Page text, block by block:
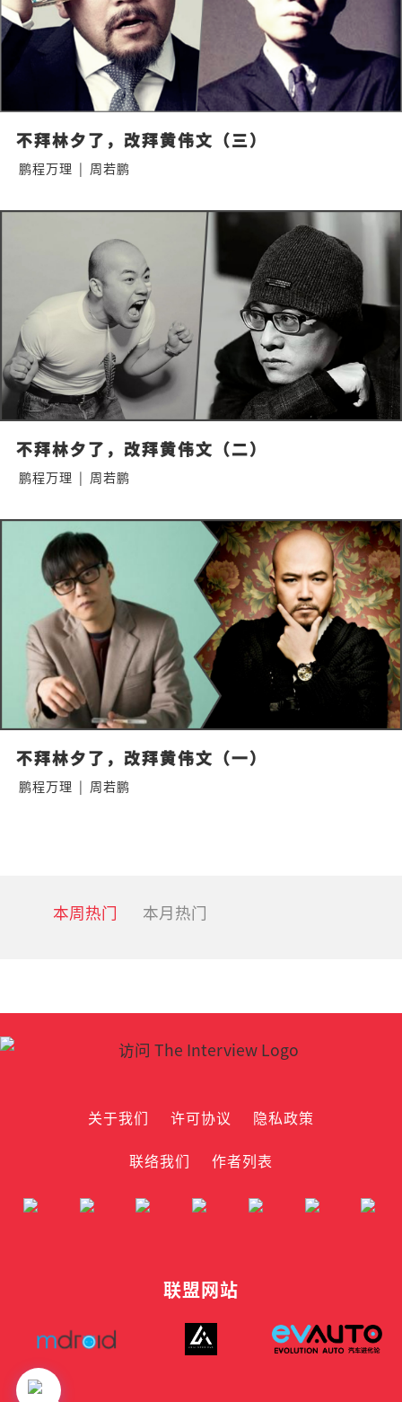
不拜林夕了，改拜黄伟文（三）
鹏程万理 | 周若鹏
不拜林夕了，改拜黄伟文（二）
鹏程万理 | 周若鹏
不拜林夕了，改拜黄伟文（一）
鹏程万理 | 周若鹏
本周热门 本月热门
关于我们 许可协议
隐私政策
联络我们
作者列表
联盟网站